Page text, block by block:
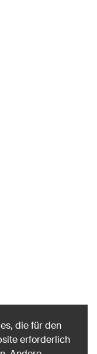
die für den
erforderlich